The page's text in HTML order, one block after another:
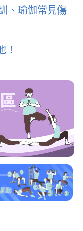
、瑜伽常見傷
！